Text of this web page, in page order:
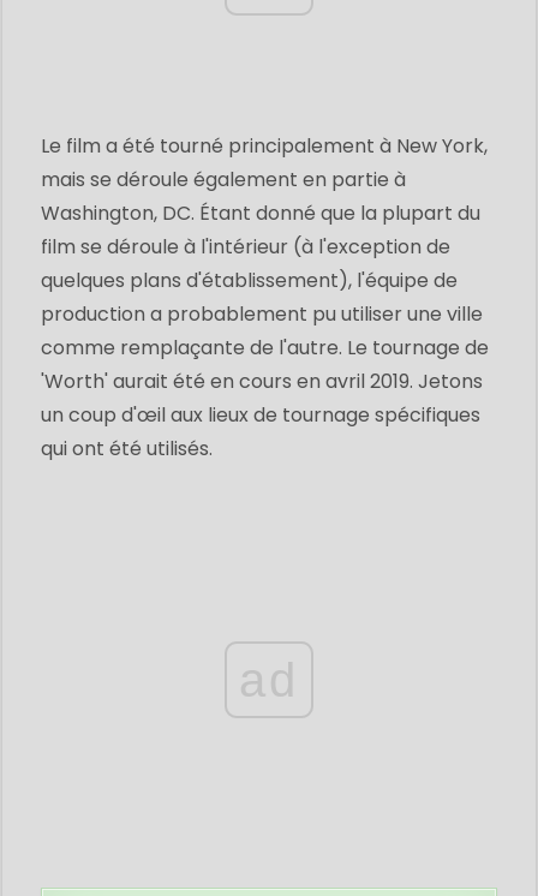
Le film a été tourné principalement à New York,
mais se déroule également en partie à
Washington, DC. Étant donné que la plupart du
film se déroule à l'intérieur (à l'exception de
quelques plans d'établissement), l'équipe de
production a probablement pu utiliser une ville
comme remplaçante de l'autre. Le tournage de
'Worth' aurait été en cours en avril 2019. Jetons
un coup d'œil aux lieux de tournage spécifiques
qui ont été utilisés.
ad